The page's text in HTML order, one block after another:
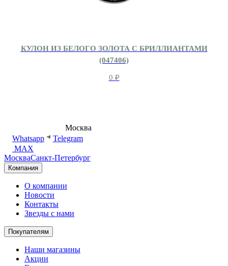
КУЛОН ИЗ БЕЛОГО ЗОЛОТА С БРИЛЛИАНТАМИ
(047406)
0 ₽
Москва
Whatsapp
Telegram
MAX
МоскваСанкт-Петербург
Компания
О компании
Новости
Контакты
Звезды с нами
Покупателям
Наши магазины
Акции